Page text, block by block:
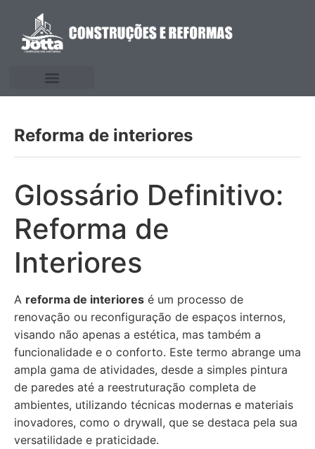
Reforma de interiores
Glossário Definitivo:
Reforma de
Interiores
A reforma de interiores é um processo de
renovação ou reconfiguração de espaços internos,
visando não apenas a estética, mas também a
funcionalidade e o conforto. Este termo abrange uma
ampla gama de atividades, desde a simples pintura
de paredes até a reestruturação completa de
ambientes, utilizando técnicas modernas e materiais
inovadores, como o drywall, que se destaca pela sua
versatilidade e praticidade.